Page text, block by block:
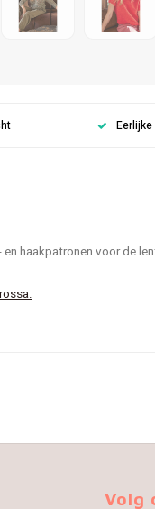
haakpatronen voor de
Volg